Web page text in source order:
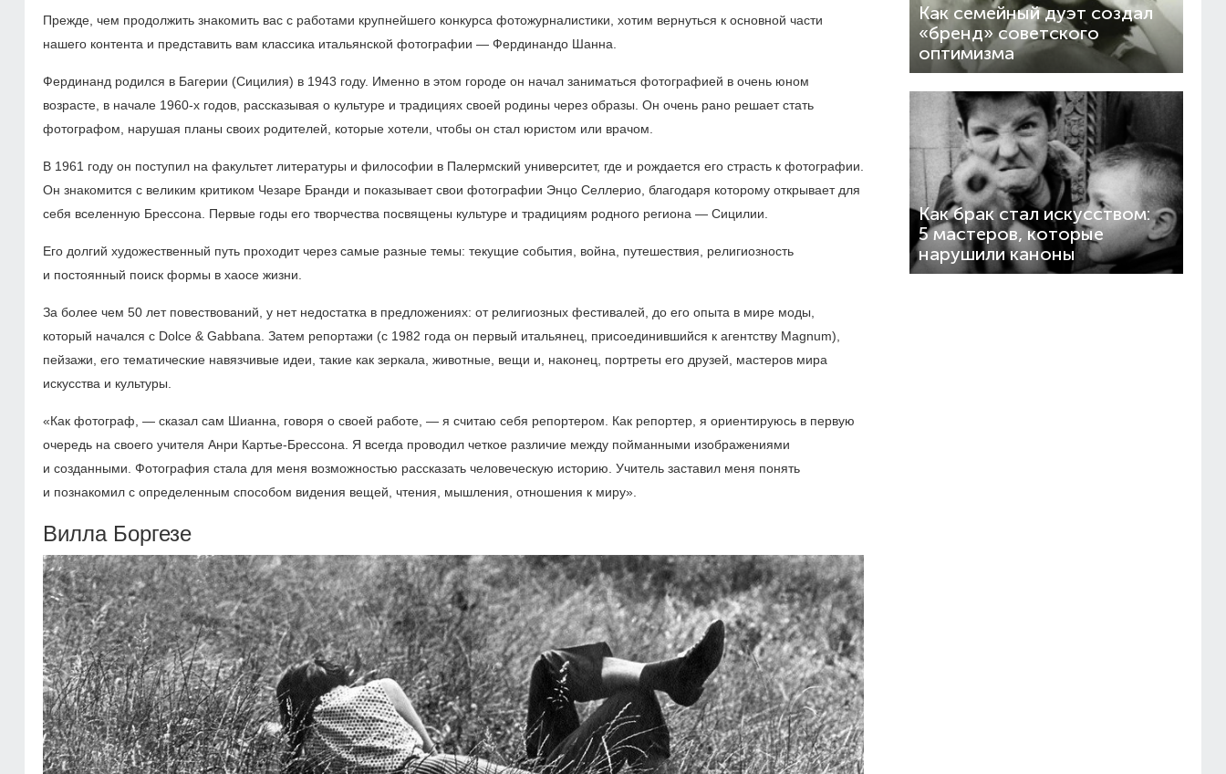
Прежде, чем продолжить знакомить вас с работами крупнейшего конкурса фотожурналистики, хотим вернуться к основной части
нашего контента и представить вам классика итальянской фотографии — Фердинандо Шанна.
Фердинанд родился в Багерии (Сицилия) в 1943 году. Именно в этом городе он начал заниматься фотографией в очень юном
возрасте, в начале 1960-х годов, рассказывая о культуре и традициях своей родины через образы. Он очень рано решает стать
фотографом, нарушая планы своих родителей, которые хотели, чтобы он стал юристом или врачом.
В 1961 году он поступил на факультет литературы и философии в Палермский университет, где и рождается его страсть к фотографии.
Он знакомится с великим критиком Чезаре Бранди и показывает свои фотографии Энцо Селлерио, благодаря которому открывает для
себя вселенную Брессона. Первые годы его творчества посвящены культуре и традициям родного региона — Сицилии.
Его долгий художественный путь проходит через самые разные темы: текущие события, война, путешествия, религиозность
и постоянный поиск формы в хаосе жизни.
За более чем 50 лет повествований, у нет недостатка в предложениях: от религиозных фестивалей, до его опыта в мире моды,
который начался с Dolce & Gabbana. Затем репортажи (с 1982 года он первый итальянец, присоединившийся к агентству Magnum),
пейзажи, его тематические навязчивые идеи, такие как зеркала, животные, вещи и, наконец, портреты его друзей, мастеров мира
искусства и культуры.
«Как фотограф, — сказал сам Шианна, говоря о своей работе, — я считаю себя репортером. Как репортер, я ориентируюсь в первую
очередь на своего учителя Анри Картье-Брессона. Я всегда проводил четкое различие между пойманными изображениями
и созданными. Фотография стала для меня возможностью рассказать человеческую историю. Учитель заставил меня понять
и познакомил с определенным способом видения вещей, чтения, мышления, отношения к миру».
Вилла Боргезе
Как семейный дуэт создал
«бренд» советского
оптимизма
Как брак стал искусством:
5 мастеров, которые
нарушили каноны